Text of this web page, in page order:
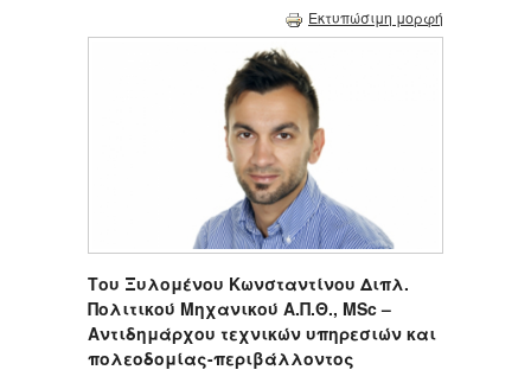
Εκτυπώσιμη μορφή
Του Ξυλομένου Κωνσταντίνου Διπλ.
Πολιτικού Μηχανικού Α.Π.Θ., MSc –
Αντιδημάρχου τεχνικών υπηρεσιών και
πολεοδομίας-περιβάλλοντος